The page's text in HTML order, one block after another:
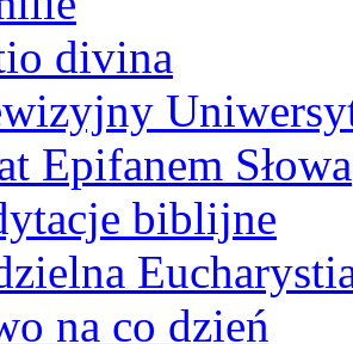
divina
Epifanem Słowa
biblijne
na co dzień